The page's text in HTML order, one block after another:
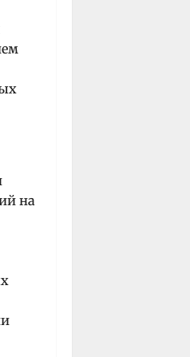
на